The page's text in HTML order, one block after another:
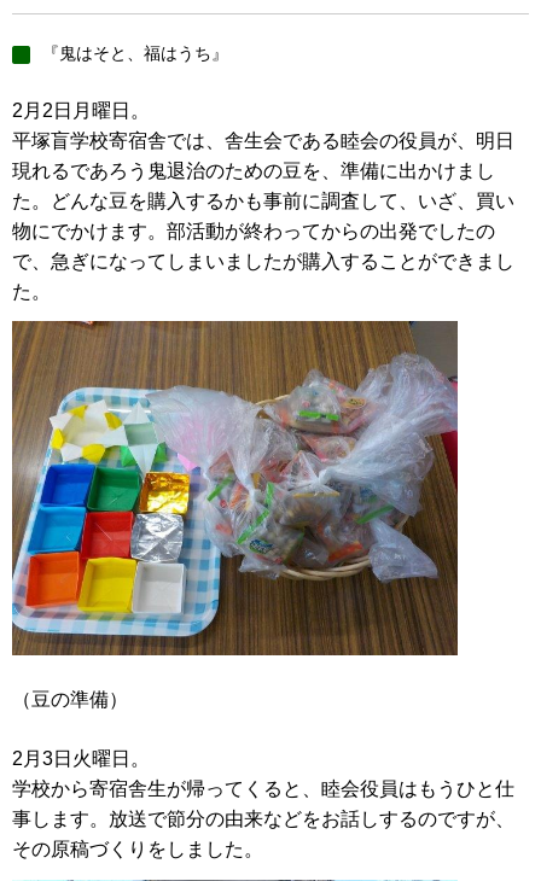
『鬼はそと、福はうち』
2月2日月曜日。
平塚盲学校寄宿舎では、舎生会である睦会の役員が、明日
現れるであろう鬼退治のための豆を、準備に出かけまし
た。どんな豆を購入するかも事前に調査して、いざ、買い
物にでかけます。部活動が終わってからの出発でしたの
で、急ぎになってしまいましたが購入することができまし
た。
（豆の準備）
2月3日火曜日。
学校から寄宿舎生が帰ってくると、睦会役員はもうひと仕
事します。放送で節分の由来などをお話しするのですが、
その原稿づくりをしました。